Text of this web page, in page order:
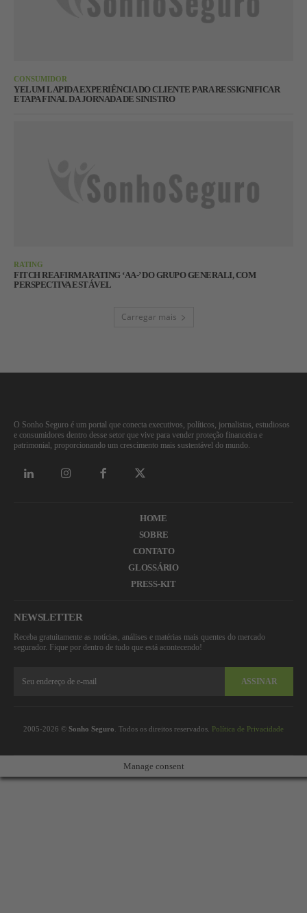
CONSUMIDOR
YELUM LAPIDA EXPERIÊNCIA DO CLIENTE PARA RESSIGNIFICAR
ETAPA FINAL DA JORNADA DE SINISTRO
RATING
FITCH REAFIRMA RATING ‘AA-’ DO GRUPO GENERALI, COM
PERSPECTIVA ESTÁVEL
Carregar mais
O Sonho Seguro é um portal que conecta executivos, políticos, jornalistas, estudiosos
e consumidores dentro desse setor que vive para vender proteção financeira e
patrimonial, proporcionando um crescimento mais sustentável do mundo.
HOME
SOBRE
CONTATO
GLOSSÁRIO
PRESS-KIT
NEWSLETTER
Receba gratuitamente as notícias, análises e matérias mais quentes do mercado
segurador. Fique por dentro de tudo que está acontecendo!
ASSINAR
2005-2026 © Sonho Seguro . Todos os direitos reservados. Política de Privacidade
Manage consent